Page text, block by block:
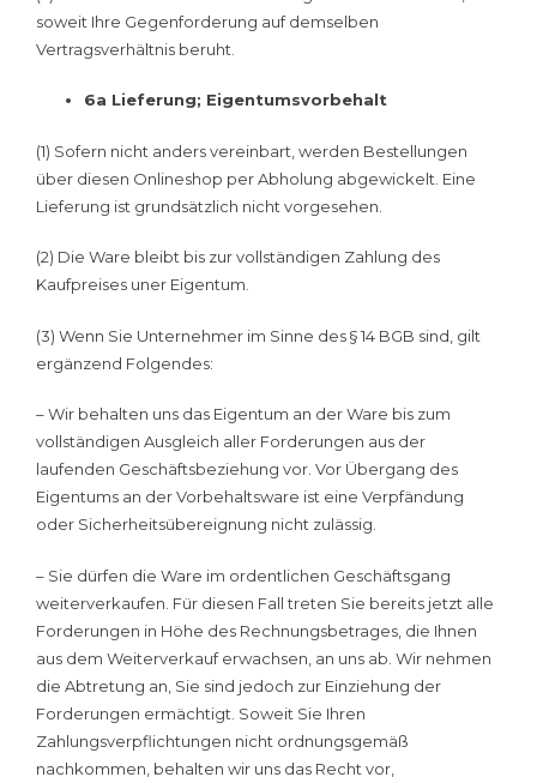
soweit Ihre Gegenforderung auf demselben
Vertragsverhältnis beruht.
6a Lieferung; Eigentumsvorbehalt
(1) Sofern nicht anders vereinbart, werden Bestellungen
über diesen Onlineshop per Abholung abgewickelt. Eine
Lieferung ist grundsätzlich nicht vorgesehen.
(2) Die Ware bleibt bis zur vollständigen Zahlung des
Kaufpreises uner Eigentum.
(3) Wenn Sie Unternehmer im Sinne des § 14 BGB sind, gilt
ergänzend Folgendes:
– Wir behalten uns das Eigentum an der Ware bis zum
vollständigen Ausgleich aller Forderungen aus der
laufenden Geschäftsbeziehung vor. Vor Übergang des
Eigentums an der Vorbehaltsware ist eine Verpfändung
oder Sicherheitsübereignung nicht zulässig.
– Sie dürfen die Ware im ordentlichen Geschäftsgang
weiterverkaufen. Für diesen Fall treten Sie bereits jetzt alle
Forderungen in Höhe des Rechnungsbetrages, die Ihnen
aus dem Weiterverkauf erwachsen, an uns ab. Wir nehmen
die Abtretung an, Sie sind jedoch zur Einziehung der
Forderungen ermächtigt. Soweit Sie Ihren
Zahlungsverpflichtungen nicht ordnungsgemäß
nachkommen, behalten wir uns das Recht vor,